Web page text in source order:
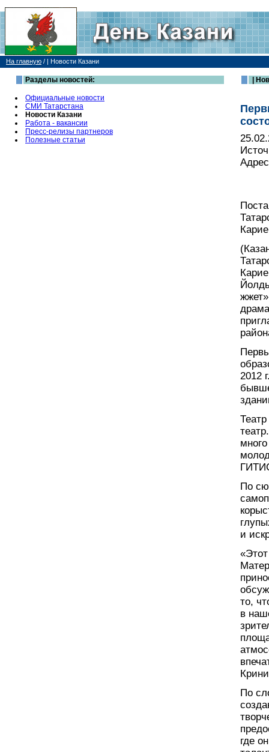
На главную / | Новости Казани
Разделы новостей:
Официальные новости
СМИ Татарстана
Новости Казани
Работа - вакансии
Пресс-релизы партнеров
Полезные статьи
|
2012
По
и
то,
в
По
где